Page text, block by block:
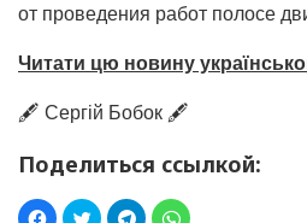
от проведения работ полосе
Читати цю новину
🖋️ Сергій Бобок 🖋️
Поделиться ссылкой: